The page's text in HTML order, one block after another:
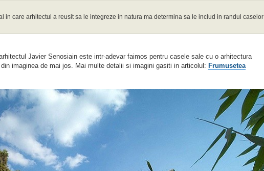
in care arhitectul a reusit sa le integreze in natura ma determina sa le includ in randul caselor
Javier Senosiain este intr-adevar faimos pentru casele sale cu o arhitectura
din imaginea de mai jos. Mai multe detalii si imagini gasiti in articolul: Frumusetea